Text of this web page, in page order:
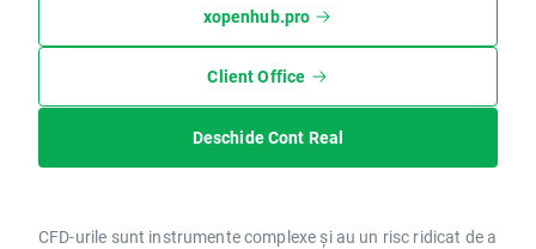
xopenhub.pro
Client Office
Deschide Cont Real
CFD-urile sunt instrumente complexe și au un risc ridicat de a